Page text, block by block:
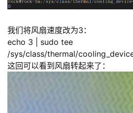
我们将风扇速度改为3：
echo 3 | sudo tee
/sys/class/thermal/
这回可以看到风扇转起来了：